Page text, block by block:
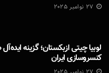
27 نوامبر 2025
لوبیا چیتی ازبکستان؛ گزینه
کنسروسازی ایران